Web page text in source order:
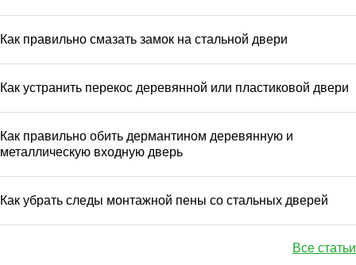
Как правильно смазать замок на стальной двери
Как устранить перекос деревянной или пластиковой двери
Как правильно обить дермантином деревянную и
металлическую входную дверь
Как убрать следы монтажной пены со стальных дверей
Все статьи